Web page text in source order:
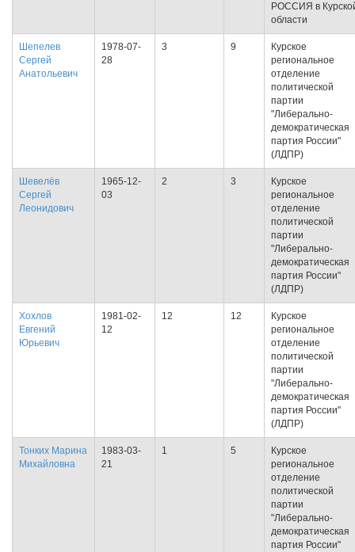
РОССИЯ в
области
Шепелев
Сергей
Анатольевич
1978-07-
28
3 9
Курское
региональное
отделение
политической
партии
"Либерально-
демократическая
партия России"
(ЛДПР)
Шевелёв
Сергей
Леонидович
1965-12-
03
2 3
Курское
региональное
отделение
политической
партии
"Либерально-
демократическая
партия России"
(ЛДПР)
Хохлов
Евгений
Юрьевич
1981-02-
12
12 12
Курское
региональное
отделение
политической
партии
"Либерально-
демократическая
партия России"
(ЛДПР)
Тонких Марина
Михайловна
1983-03-
21
1 5
Курское
региональное
отделение
политической
партии
"Либерально-
демократическая
партия России"